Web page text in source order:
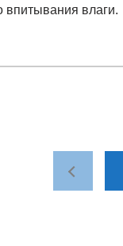
впитывания влаги.